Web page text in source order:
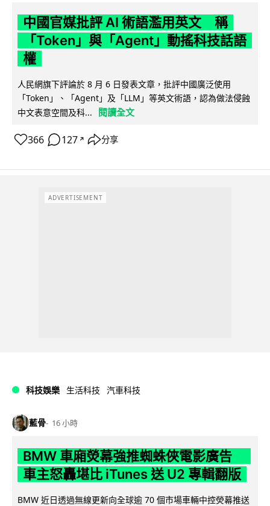
中國官媒批評 AI 術語濫用英文 稱
「Token」與「Agent」動搖科技話語
權
人民網旗下評論於 8 月 6 日發表文章，批評中國廣泛使用
「Token」、「Agent」及「LLM」等英文術語，認為做法侵蝕
中文表意空間及科...
閱讀全文
366 127 ↗ 分享
ADVERTISEMENT
科技娛樂 生活科技 汽車科技
藍骨 16 小時
BMW 車廂熒幕強推蜘蛛俠電影廣告
車主怒轟堪比 iTunes 送 U2 專輯翻版
BMW 近日透過無線更新向全球逾 70 個市場車輛中控熒幕推送